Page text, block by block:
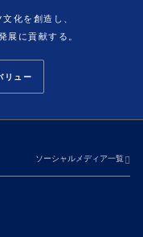
化を創造し、
展に貢献する。
リュー
ソーシャルメディア一覧